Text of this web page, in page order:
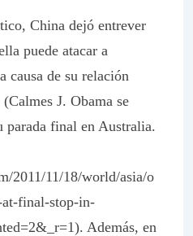
China dejó entrever
puede atacar a
causa de su relación
J. Obama se
parada final en Australia.
2011/11/18/world/asia/o
at-final-stop-in-
Además, en